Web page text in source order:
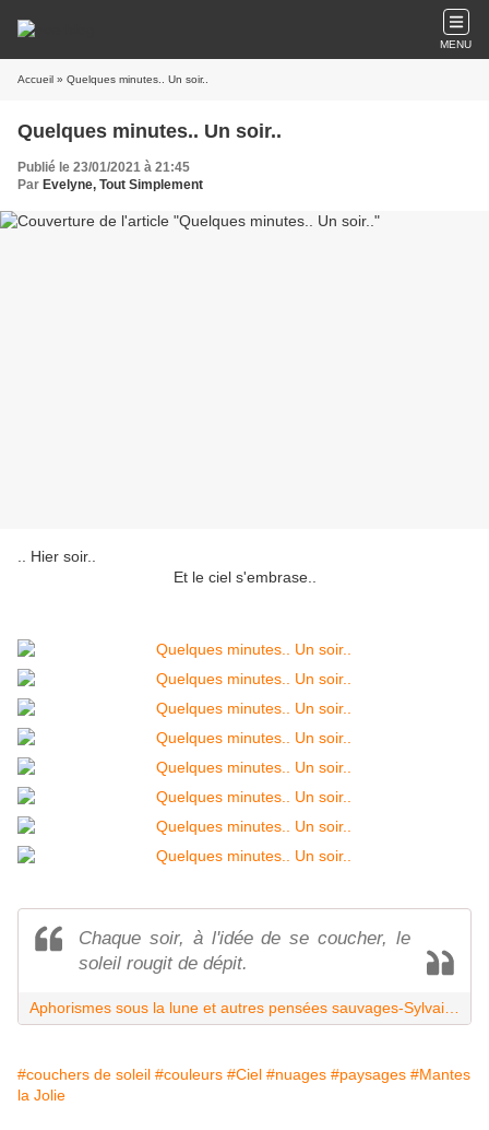
MENU
Accueil » Quelques minutes.. Un soir..
Quelques minutes.. Un soir..
Publié le 23/01/2021 à 21:45
Par Evelyne, Tout Simplement
.. Hier soir..
Et le ciel s'embrase..
Chaque soir, à l'idée de se coucher, le
soleil rougit de dépit.
#couchers de soleil #couleurs #Ciel #nuages #paysages #Mantes
la Jolie